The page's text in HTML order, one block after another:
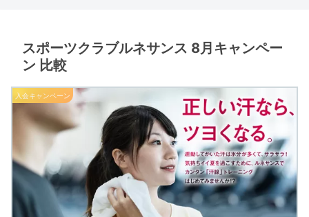
スポーツクラブルネサンス 8月キャンペー
ン 比較
入会キャンペーン